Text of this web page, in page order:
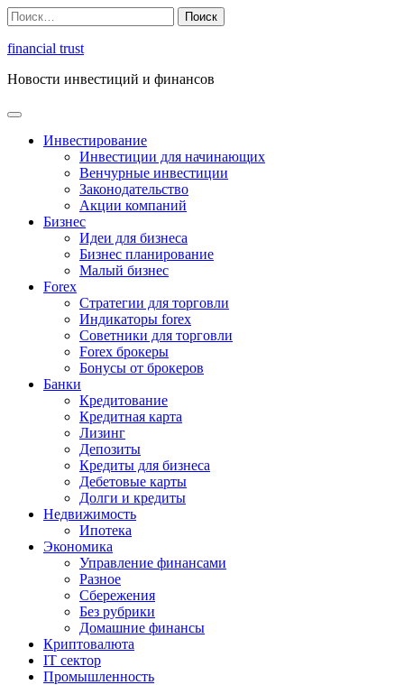
Перейти
к
содержимому
Найти:
financial trust
Новости инвестиций и финансов
Инвестирование
Инвестиции для начинающих
Венчурные инвестиции
Законодательство
Акции компаний
Бизнес
Идеи для бизнеса
Бизнес планирование
Малый бизнес
Forex
Стратегии для торговли
Индикаторы forex
Советники для торговли
Forex брокеры
Бонусы от брокеров
Банки
Кредитование
Кредитная карта
Лизинг
Депозиты
Кредиты для бизнеса
Дебетовые карты
Долги и кредиты
Недвижимость
Ипотека
Экономика
Управление финансами
Разное
Сбережения
Без рубрики
Домашние финансы
Криптовалюта
IT сектор
Промышленность